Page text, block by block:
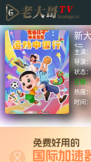
新
行
主演
导演
状态
豆瓣
热度
时间